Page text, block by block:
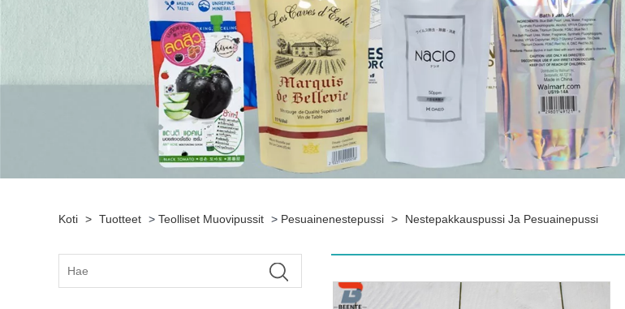
Koti > Tuotteet > Teolliset Muovipussit > Pesuainenestepussi > Nestepakkauspussi Ja Pesuainepussi